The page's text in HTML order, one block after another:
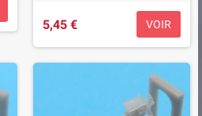
5,45 € VOIR